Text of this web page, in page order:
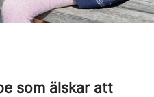
som älskar att